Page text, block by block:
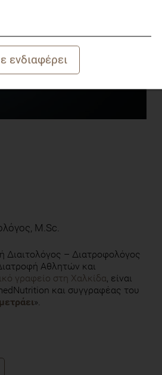
M.Sc.
Διαιτολόγος – Διατροφολόγος
Αθλητών και
γραφείο στη Χαλκίδα , είναι
και συγγραφέας του
».